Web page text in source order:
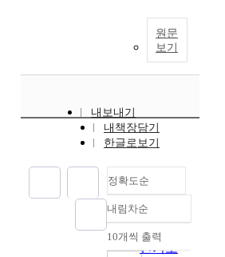
원문
보기
내보내기
내책장담기
한글로보기
정확도순
정확도
순
인기도
내림차순
내림차순
10개씩 출력